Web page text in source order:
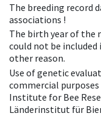
The breeding record
associations !
The birth year of the
could not be
other reason.
Use of genetic
commercial
Institute for Bee
Länderinstitut für